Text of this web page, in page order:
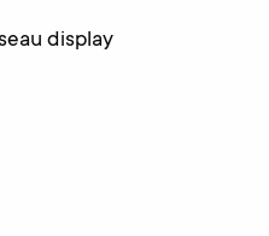
display